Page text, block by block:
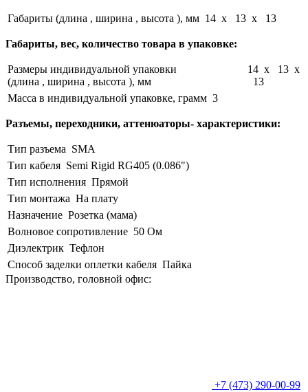
Габариты (длина , ширина , высота ), мм 14 x 13 x 13
Габариты, вес, количество товара в упаковке:
Размеры индивидуальной упаковки
(длина , ширина , высота ), мм
14 x 13 x
13
Масса в индивидуальной упаковке, грамм 3
Разъемы, переходники, аттенюаторы- характеристики:
Тип разъема SMA
Тип кабеля Semi Rigid RG405 (0.086")
Тип исполнения Прямой
Тип монтажа На плату
Назначение Розетка (мама)
Волновое сопротивление 50 Ом
Диэлектрик Тефлон
Способ заделки оплетки кабеля Пайка
Производство, головной офис:
+7 (473) 290-00-99